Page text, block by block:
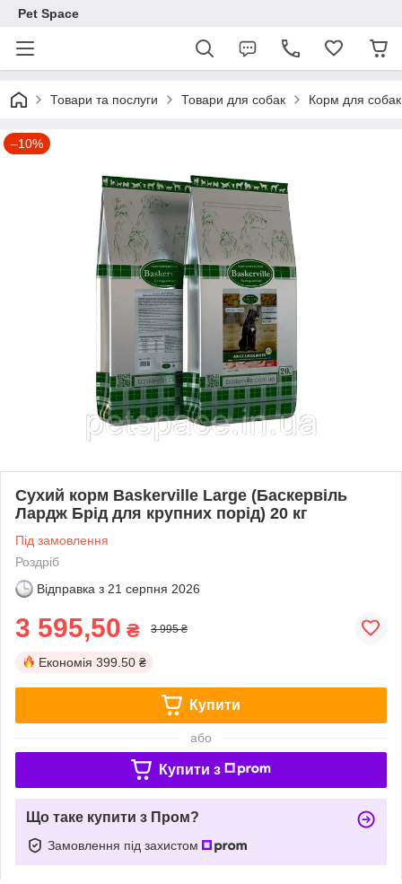
Pet Space
Товари та послуги Товари для собак Корм для собак
–10%
Сухий корм Baskerville Large (Баскервіль
Лардж Брід для крупних порід) 20 кг
Під замовлення
Роздріб
Відправка з 21 серпня 2026
3 595,50 ₴ 3 995 ₴
Економія 399.50 ₴
Купити
або
Купити з
Що таке купити з Пром?
Замовлення під захистом